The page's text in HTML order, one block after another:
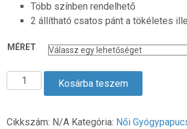
Több színben rendelhető
2 állítható csatos pánt a tökéletes
MÉRET
Csatos
Biokomfort
Kosárba teszem
Cikkszám: N/A Kategória: Női